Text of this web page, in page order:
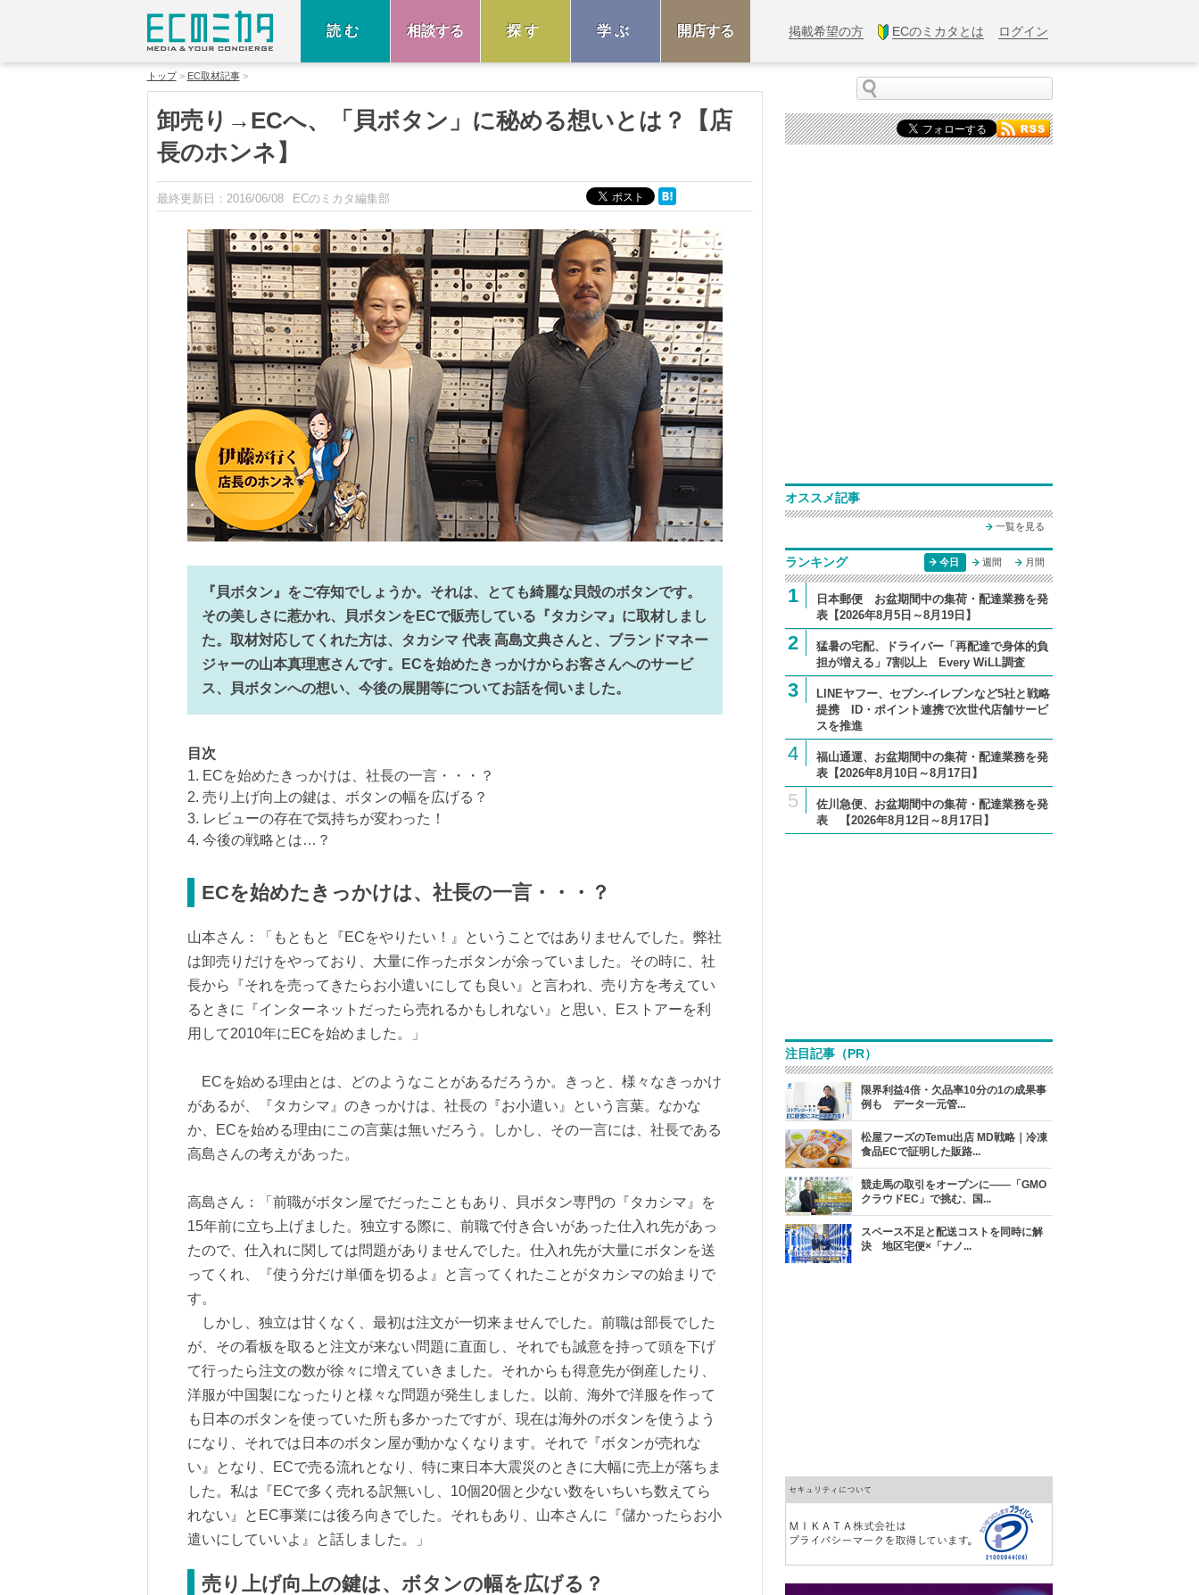
読む 相談する 探す 学ぶ 開店する 掲載希望の方 ECのミカタとは ログイン
トップ EC取材記事
卸売り→ECへ、「貝ボタン」に秘める想いとは？【店
長のホンネ】
最終更新日： 2016/06/08 ECのミカタ編集部
『貝ボタン』をご存知でしょうか。それは、とても綺麗な貝殻のボタンです。
その美しさに惹かれ、貝ボタンをECで販売している『タカシマ』に取材しまし
た。取材対応してくれた方は、タカシマ 代表 高島文典さんと、ブランドマネー
ジャーの山本真理恵さんです。ECを始めたきっかけからお客さんへのサービ
ス、貝ボタンへの想い、今後の展開等についてお話を伺いました。
目次
1. ECを始めたきっかけは、社長の一言・・・？
2. 売り上げ向上の鍵は、ボタンの幅を広げる？
3. レビューの存在で気持ちが変わった！
4. 今後の戦略とは…？
ECを始めたきっかけは、社長の一言・・・？
山本さん：「もともと『ECをやりたい！』ということではありませんでした。弊社
は卸売りだけをやっており、大量に作ったボタンが余っていました。その時に、社
長から『それを売ってきたらお小遣いにしても良い』と言われ、売り方を考えてい
るときに『インターネットだったら売れるかもしれない』と思い、Eストアーを利
用して2010年にECを始めました。」
ECを始める理由とは、どのようなことがあるだろうか。きっと、様々なきっかけ
があるが、『タカシマ』のきっかけは、社長の『お小遣い』という言葉。なかな
か、ECを始める理由にこの言葉は無いだろう。しかし、その一言には、社長である
高島さんの考えがあった。
高島さん：「前職がボタン屋でだったこともあり、貝ボタン専門の『タカシマ』を
15年前に立ち上げました。独立する際に、前職で付き合いがあった仕入れ先があっ
たので、仕入れに関しては問題がありませんでした。仕入れ先が大量にボタンを送
ってくれ、『使う分だけ単価を切るよ』と言ってくれたことがタカシマの始まりで
す。
しかし、独立は甘くなく、最初は注文が一切来ませんでした。前職は部長でした
が、その看板を取ると注文が来ない問題に直面し、それでも誠意を持って頭を下げ
て行ったら注文の数が徐々に増えていきました。それからも得意先が倒産したり、
洋服が中国製になったりと様々な問題が発生しました。以前、海外で洋服を作って
も日本のボタンを使っていた所も多かったですが、現在は海外のボタンを使うよう
になり、それでは日本のボタン屋が動かなくなります。それで『ボタンが売れな
い』となり、ECで売る流れとなり、特に東日本大震災のときに大幅に売上が落ちま
した。私は『ECで多く売れる訳無いし、10個20個と少ない数をいちいち数えてら
れない』とEC事業には後ろ向きでした。それもあり、山本さんに『儲かったらお小
遣いにしていいよ』と話しました。」
売り上げ向上の鍵は、ボタンの幅を広げる？
オススメ記事
一覧を見る
ランキング 今日 週間 月間
1
日本郵便 お盆期間中の集荷・配達業務を発
表【2026年8月5日～8月19日】
2
猛暑の宅配、ドライバー「再配達で身体的負
担が増える」7割以上 Every WiLL調査
3
LINEヤフー、セブン-イレブンなど5社と戦略
提携 ID・ポイント連携で次世代店舗サービ
スを推進
4
福山通運、お盆期間中の集荷・配達業務を発
表【2026年8月10日～8月17日】
5
佐川急便、お盆期間中の集荷・配達業務を発
表 【2026年8月12日～8月17日】
注目記事（PR）
限界利益4倍・欠品率10分の1の成果事
例も データ一元管...
松屋フーズのTemu出店 MD戦略｜冷凍
食品ECで証明した販路...
競走馬の取引をオープンに――「GMO
クラウドEC」で挑む、国...
スペース不足と配送コストを同時に解
決 地区宅便×「ナノ...